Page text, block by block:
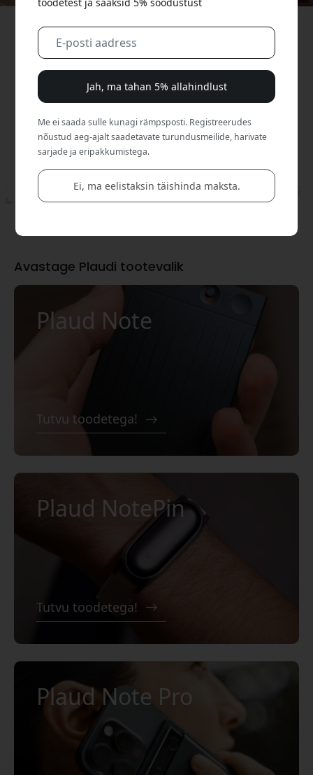
Usaldatud enam kui 1,5
miljoni spetsialisti poolt üle
maailma
170+ riigis, et tõsta nende tootlikkust.
Avastage Plaudi tootevalik
Plaud Note
Tutvu toodetega!
Plaud NotePin
Tutvu toodetega!
Plaud Note Pro
Jah, ma tahan 5% allahindlust
Me ei saada sulle kunagi rämpsposti. Registreerudes
nõustud aeg-ajalt saadetavate turundusmeilide, harivate
sarjade ja eripakkumistega.
Ei, ma eelistaksin täishinda maksta.